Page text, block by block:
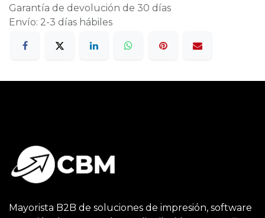
Garantía de devolución de 30 días
Envío: 2-3 días hábiles
Mayorista B2B de soluciones de impresión, software